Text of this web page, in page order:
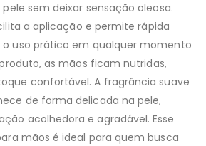
sem deixar sensação oleosa.
a aplicação e permite rápida
uso prático em qualquer momento
as mãos ficam nutridas,
confortável. A fragrância suave
de forma delicada na pele,
acolhedora e agradável. Esse
mãos é ideal para quem busca